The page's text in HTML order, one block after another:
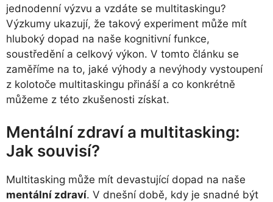
jednodenní výzvu a vzdáte se multitaskingu?
Výzkumy ukazují, že takový experiment může mít
hluboký dopad na naše kognitivní funkce,
soustředění a celkový výkon. V tomto článku se
zaměříme na to, jaké výhody a nevýhody vystoupení
z kolotoče multitaskingu přináší a co konkrétně
můžeme z této zkušenosti získat.
Mentální zdraví a multitasking:
Jak souvisí?
Multitasking může mít devastující dopad na naše
mentální zdraví. V dnešní době, kdy je snadné být